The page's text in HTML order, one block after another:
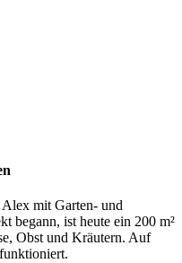
Alex mit Garten- und
begann, ist heute ein 200 m²
Obst und Kräutern. Auf